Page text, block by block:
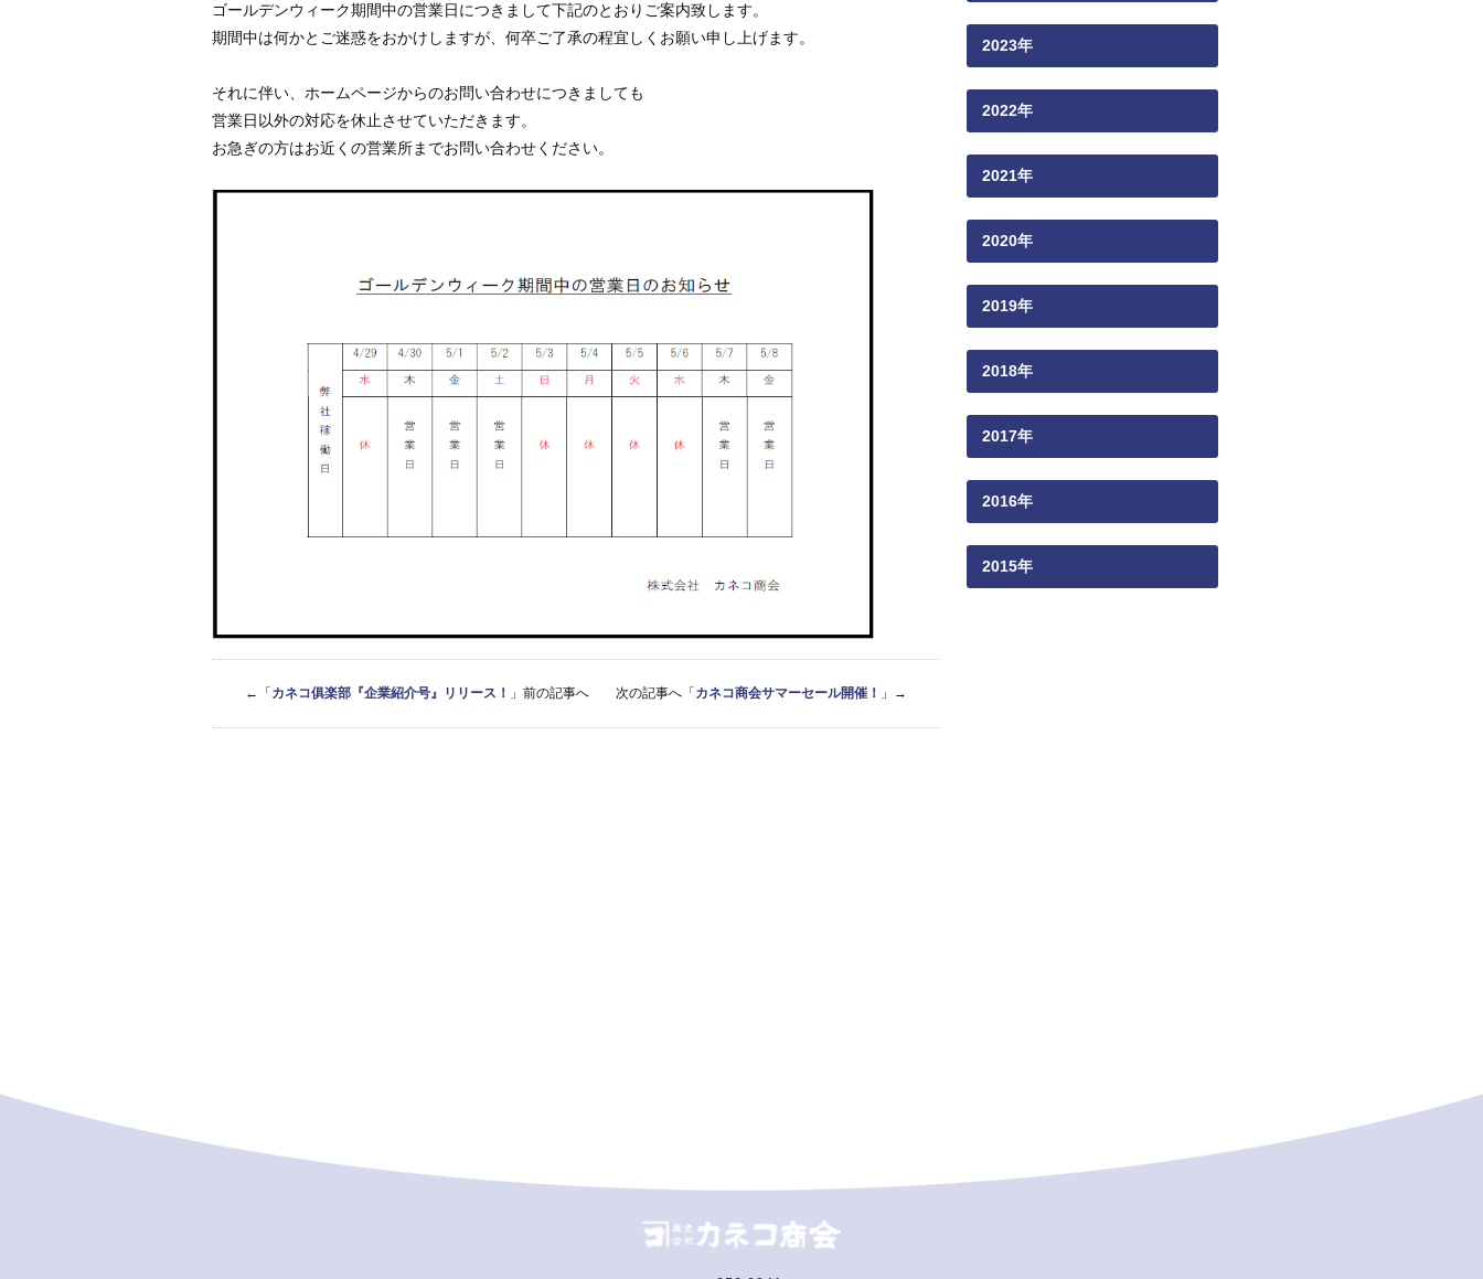
ゴールデンウィーク期間中の営業日につきまして下記のとおりご案内致します。
期間中は何かとご迷惑をおかけしますが、何卒ご了承の程宜しくお願い申し上げます。
それに伴い、ホームページからのお問い合わせにつきましても
営業日以外の対応を休止させていただきます。
お急ぎの方はお近くの営業所までお問い合わせください。
←「 カネコ俱楽部『企業紹介号』リリース！ 」前の記事へ 次の記事へ「 カネコ商会サマーセール開催！ 」→
2023年
2022年
2021年
2020年
2019年
2018年
2017年
2016年
2015年